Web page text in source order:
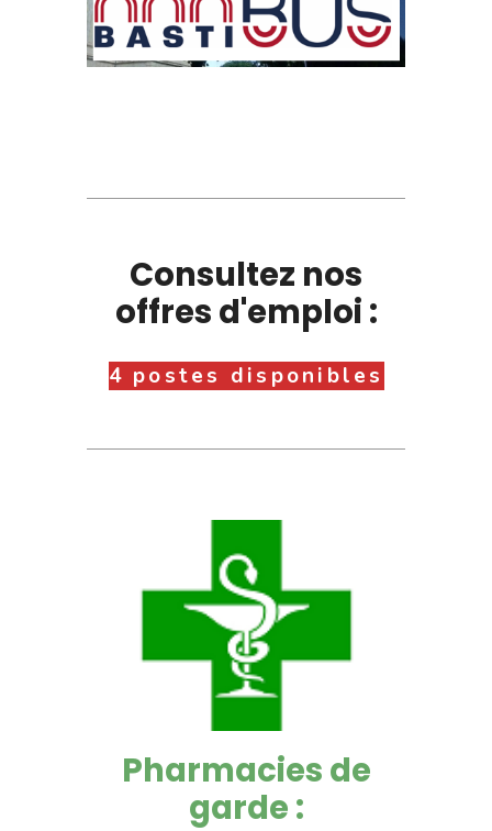
Consultez nos
offres d'emploi :
4 postes disponibles
Pharmacies de
garde :